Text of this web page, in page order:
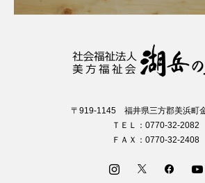
〒919-1145 福井県三方郡美浜町
ＴＥＬ：0770-32-2082
ＦＡＸ：0770-32-2408